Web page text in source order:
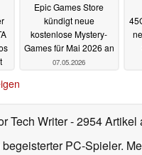
Epic Games Store
kündigt neue
kostenlose Mystery-
Games für Mai 2026 an
07.05.2026
Tech Writer- 2954 Artikel
PC-Spieler.